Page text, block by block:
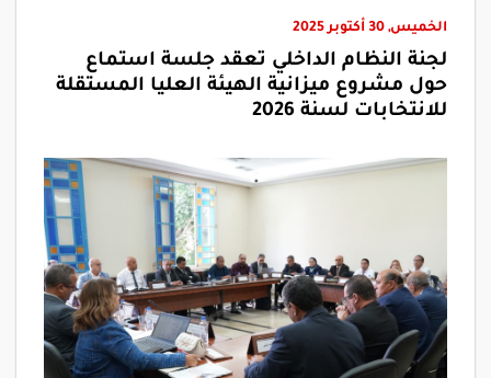
الخميس, 30 أكتوبر 2025
لجنة النظام الداخلي تعقد جلسة استماع
حول مشروع ميزانية الهيئة العليا المستقلة
للانتخابات لسنة 2026